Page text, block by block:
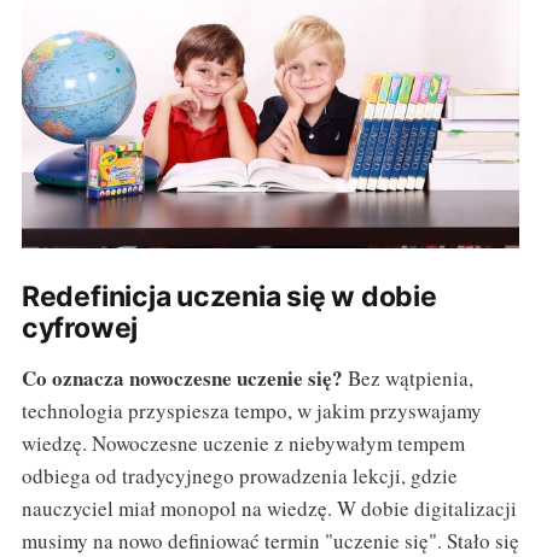
Redefinicja uczenia się w dobie
cyfrowej
Co oznacza nowoczesne uczenie się? Bez wątpienia,
technologia przyspiesza tempo, w jakim przyswajamy
wiedzę. Nowoczesne uczenie z niebywałym tempem
odbiega od tradycyjnego prowadzenia lekcji, gdzie
nauczyciel miał monopol na wiedzę. W dobie digitalizacji
musimy na nowo definiować termin "uczenie się". Stało się